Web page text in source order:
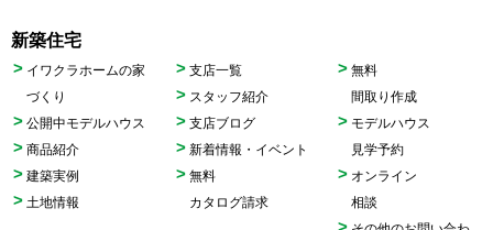
新築住宅
イワクラホームの家
づくり
公開中モデルハウス
商品紹介
建築実例
土地情報
支店一覧
スタッフ紹介
支店ブログ
新着情報・イベント
無料
カタログ請求
無料
間取り作成
モデルハウス
見学予約
オンライン
相談